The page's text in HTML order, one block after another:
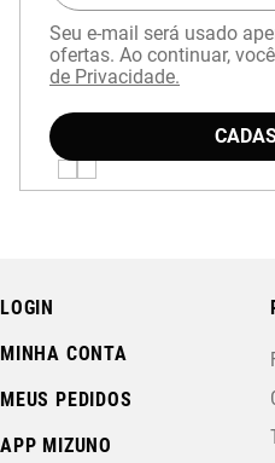
Seu e-mail será usado
ofertas. Ao continuar,
de Privacidade.
LOGIN
MINHA CONTA
MEUS PEDIDOS
APP MIZUNO